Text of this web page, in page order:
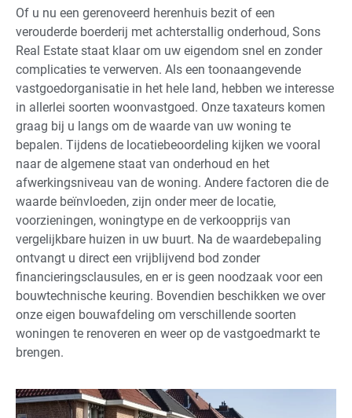
Of u nu een gerenoveerd herenhuis bezit of een
verouderde boerderij met achterstallig onderhoud, Sons
Real Estate staat klaar om uw eigendom snel en zonder
complicaties te verwerven. Als een toonaangevende
vastgoedorganisatie in het hele land, hebben we interesse
in allerlei soorten woonvastgoed. Onze taxateurs komen
graag bij u langs om de waarde van uw woning te
bepalen. Tijdens de locatiebeoordeling kijken we vooral
naar de algemene staat van onderhoud en het
afwerkingsniveau van de woning. Andere factoren die de
waarde beïnvloeden, zijn onder meer de locatie,
voorzieningen, woningtype en de verkoopprijs van
vergelijkbare huizen in uw buurt. Na de waardebepaling
ontvangt u direct een vrijblijvend bod zonder
financieringsclausules, en er is geen noodzaak voor een
bouwtechnische keuring. Bovendien beschikken we over
onze eigen bouwafdeling om verschillende soorten
woningen te renoveren en weer op de vastgoedmarkt te
brengen.